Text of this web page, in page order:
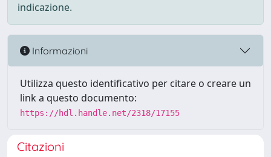
indicazione.
Informazioni
Utilizza questo identificativo per citare o creare un
link a questo documento:
https://hdl.handle.net/2318/17155
Citazioni